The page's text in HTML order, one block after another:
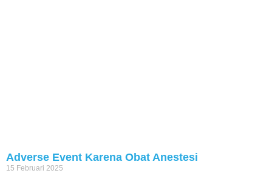
Adverse Event Karena Obat Anestesi
15 Februari 2025